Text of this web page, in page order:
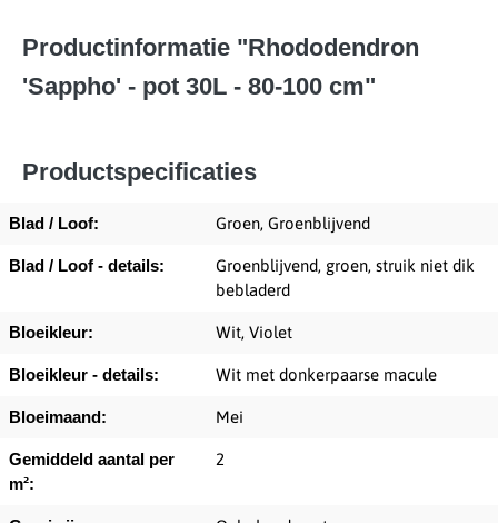
Productinformatie "Rhododendron
'Sappho' - pot 30L - 80-100 cm"
Productspecificaties
Blad / Loof: Groen, Groenblijvend
Blad / Loof - details:
Groenblijvend, groen, struik niet dik
bebladerd
Bloeikleur: Wit, Violet
Bloeikleur - details: Wit met donkerpaarse macule
Bloeimaand: Mei
Gemiddeld aantal per
m²:
2